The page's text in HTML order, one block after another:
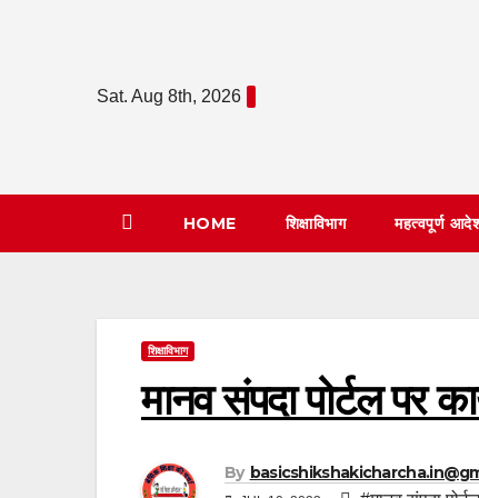
Sat. Aug 8th, 2026
HOME शिक्षाविभाग महत्वपूर्ण
शिक्षाविभाग
मानव संपदा पोर्टल पर
By